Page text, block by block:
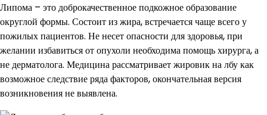
Липома – это доброкачественное подкожное образование
округлой формы. Состоит из жира, встречается чаще всего у
пожилых пациентов. Не несет опасности для здоровья, при
желании избавиться от опухоли необходима помощь хирурга, а
не дерматолога. Медицина рассматривает жировик на лбу как
возможное следствие ряда факторов, окончательная версия
возникновения не выявлена.